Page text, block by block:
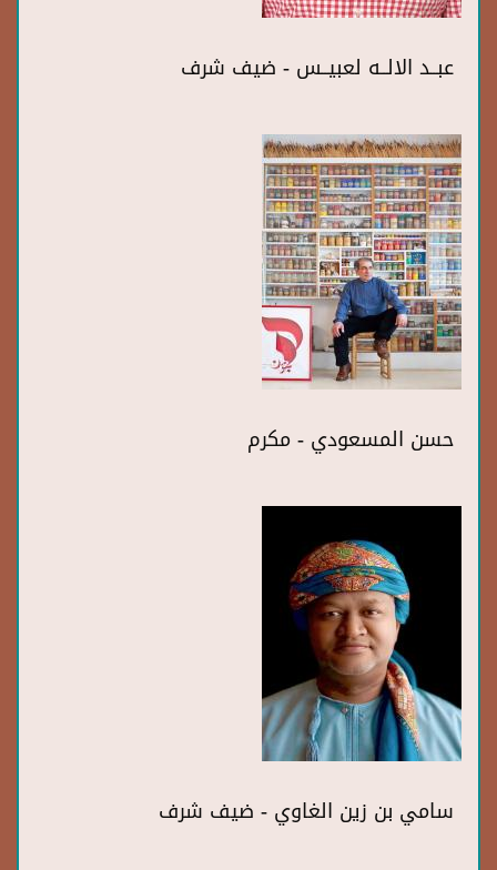
عبــد الالــه لعبيــس - ضيف شرف
حسن المسعودي - مكرم
سامي بن زين الغاوي - ضيف شرف